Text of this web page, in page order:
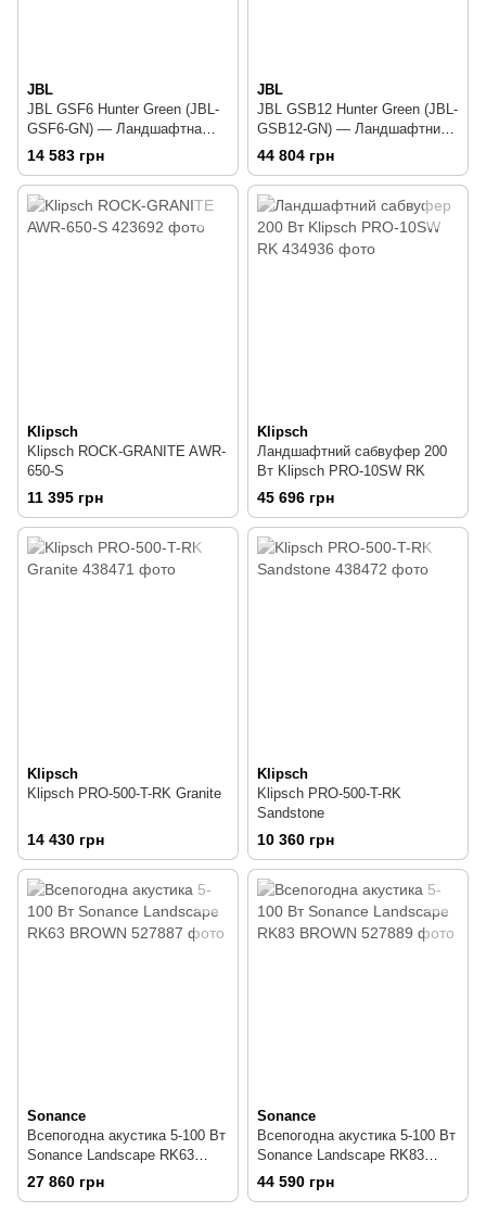
JBL
JBL GSF6 Hunter Green (JBL-
GSF6-GN) — Ландшафтна
акустика 30 Вт
14 583 грн
JBL
JBL GSB12 Hunter Green (JBL-
GSB12-GN) — Ландшафтний
сабвуфер 300 Вт
44 804 грн
Klipsch
Klipsch ROCK-GRANITE AWR-
650-S
11 395 грн
Klipsch
Ландшафтний сабвуфер 200
Вт Klipsch PRO-10SW RK
45 696 грн
Klipsch
Klipsch PRO-500-T-RK Granite
14 430 грн
Klipsch
Klipsch PRO-500-T-RK
Sandstone
10 360 грн
Sonance
Всепогодна акустика 5-100 Вт
Sonance Landscape RK63
BROWN
27 860 грн
Sonance
Всепогодна акустика 5-100 Вт
Sonance Landscape RK83
BROWN
44 590 грн